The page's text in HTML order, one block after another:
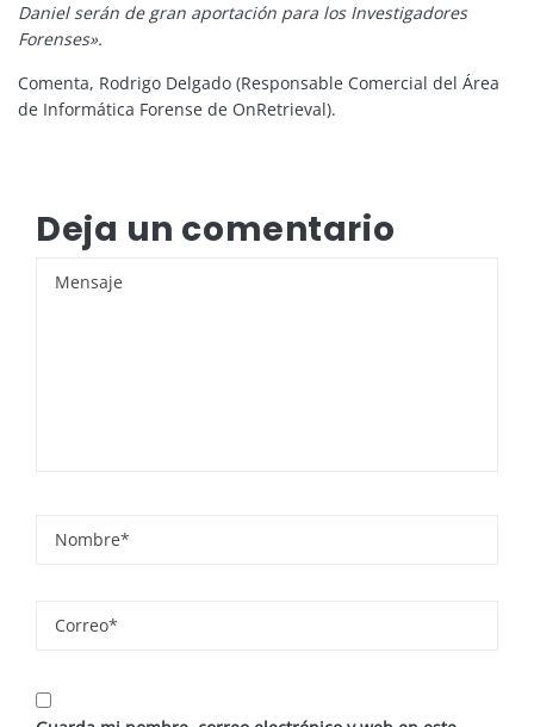
Daniel serán de gran aportación para los Investigadores
Forenses».
Comenta, Rodrigo Delgado (Responsable Comercial del Área
de Informática Forense de OnRetrieval).
Deja un comentario